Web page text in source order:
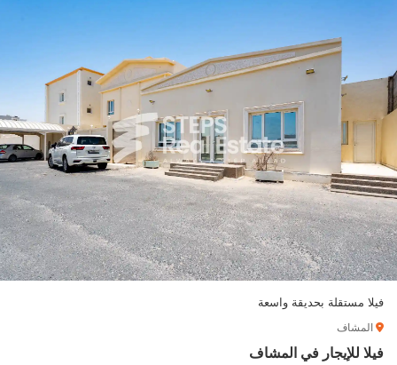
فيلا مستقلة بحديقة واسعة
المشاف
فيلا للإيجار في المشاف